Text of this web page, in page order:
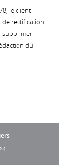
le client
rectification.
supprimer
du